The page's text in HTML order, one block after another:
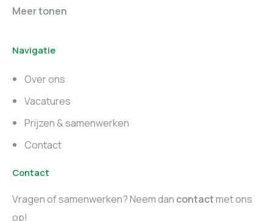
Online marketing
Marketing vacatures
Zuid-Holland
Marketing vacatures
Utrecht
Meer tonen
Navigatie
Over ons
Vacatures
Prijzen & samenwerken
Contact
Contact
Vragen of samenwerken? Neem dan contactmet ons
op!